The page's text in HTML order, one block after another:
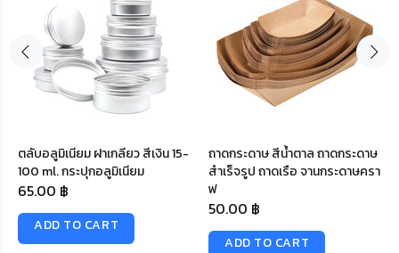
ตลับอลูมิเนียม ฝาเกลียว สีเงิน 15-
100 ml. กระปุกอลูมิเนียม
65.00 ฿
ADD TO CART
ถาดกระดาษ สีน้ำตาล ถาดกระดาษ
สำเร็จรูป ถาดเรือ จานกระดาษครา
ฟ
50.00 ฿
ADD TO CART